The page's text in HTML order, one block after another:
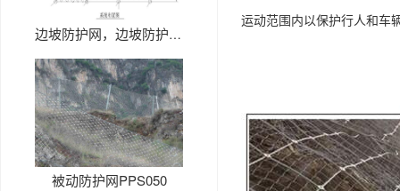
边坡防护网，边坡防护网厂家
被动防护网PPS050
运动范围内以保护行人和车